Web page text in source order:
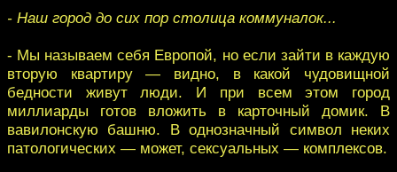
- Наш город до сих пор столица коммуналок...
- Мы называем себя Европой, но если зайти в каждую
вторую квартиру — видно, в какой чудовищной
бедности живут люди. И при всем этом город
миллиарды готов вложить в карточный домик. В
вавилонскую башню. В однозначный символ неких
патологических — может, сексуальных — комплексов.